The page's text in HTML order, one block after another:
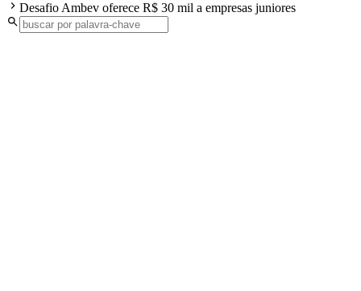
Desafio Ambev oferece R$ 30 mil a empresas juniores